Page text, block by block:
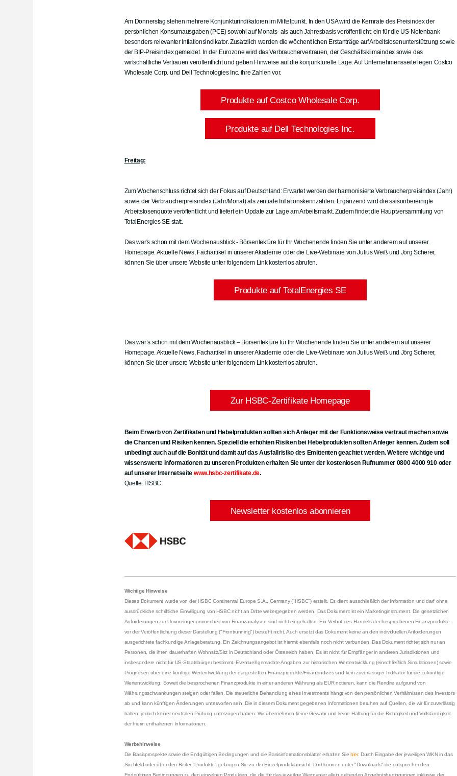
Am Donnerstag stehen mehrere Konjunkturindikatoren im Mittelpunkt. In den USA wird die Kernrate des Preisindex der
persönlichen Konsumausgaben (PCE) sowohl auf Monats- als auch Jahresbasis veröffentlicht; ein für die US-Notenbank
besonders relevanter Inflationsindikator. Zusätzlich werden die wöchentlichen Erstanträge auf Arbeitslosenunterstützung sowie
der BIP-Preisindex gemeldet. In der Eurozone wird das Verbrauchervertrauen, der Geschäftsklimaindex sowie das
wirtschaftliche Vertrauen veröffentlicht und geben Hinweise auf die konjunkturelle Lage. Auf Unternehmensseite legen Costco
Wholesale Corp. und Dell Technologies Inc. ihre Zahlen vor.
Produkte auf Costco Wholesale Corp.
Produkte auf Dell Technologies Inc.
Freitag:
Zum Wochenschluss richtet sich der Fokus auf Deutschland: Erwartet werden der harmonisierte Verbraucherpreisindex (Jahr)
sowie der Verbraucherpreisindex (Jahr/Monat) als zentrale Inflationskennzahlen. Ergänzend wird die saisonbereinigte
Arbeitslosenquote veröffentlicht und liefert ein Update zur Lage am Arbeitsmarkt. Zudem findet die Hauptversammlung von
TotalEnergies SE statt.
Das war's schon mit dem Wochenausblick - Börsenlektüre für Ihr Wochenende finden Sie unter anderem auf unserer
Homepage. Aktuelle News, Fachartikel in unserer Akademie oder die Live-Webinare von Julius Weiß und Jörg Scherer,
können Sie über unsere Website unter folgendem Link kostenlos abrufen.
Produkte auf TotalEnergies SE
Das war’s schon mit dem Wochenausblick – Börsenlektüre für Ihr Wochenende finden Sie unter anderem auf unserer
Homepage. Aktuelle News, Fachartikel in unserer Akademie oder die Live-Webinare von Julius Weiß und Jörg Scherer,
können Sie über unsere Website unter folgendem Link kostenlos abrufen.
Zur HSBC-Zertifikate Homepage
Beim Erwerb von Zertifikaten und Hebelprodukten sollten sich Anleger mit der Funktionsweise vertraut machen sowie
die Chancen und Risiken kennen. Speziell die erhöhten Risiken bei Hebelprodukten sollten Anleger kennen. Zudem soll
unbedingt auch auf die Bonität und damit auf das Ausfallrisiko des Emittenten geachtet werden. Weitere wichtige und
wissenswerte Informationen zu unseren Produkten erhalten Sie unter der kostenlosen Rufnummer 0800 4000 910 oder
auf unserer Internetseite www.hsbc-zertifikate.de.
Quelle: HSBC
Newsletter kostenlos abonnieren
Wichtige Hinweise
Dieses Dokument wurde von der HSBC Continental Europe S.A., Germany ("HSBC") erstellt. Es dient ausschließlich der Information und darf ohne
ausdrückliche schriftliche Einwilligung von HSBC nicht an Dritte weitergegeben werden. Das Dokument ist ein Marketinginstrument. Die gesetzlichen
Anforderungen zur Unvoreingenommenheit von Finanzanalysen sind nicht eingehalten. Ein Verbot des Handels der besprochenen Finanzprodukte
vor der Veröffentlichung dieser Darstellung ("Frontrunning") besteht nicht. Auch ersetzt das Dokument keine an den individuellen Anforderungen
ausgerichtete fachkundige Anlageberatung. Ein Zeichnungsangebot ist hiermit ebenfalls noch nicht verbunden. Das Dokument richtet sich nur an
Personen, die ihren dauerhaften Wohnsitz/Sitz in Deutschland oder Österreich haben. Es ist nicht für Empfänger in anderen Jurisdiktionen und
insbesondere nicht für US-Staatsbürger bestimmt. Eventuell gemachte Angaben zur historischen Wertentwicklung (einschließlich Simulationen) sowie
Prognosen über eine künftige Wertentwicklung der dargestellten Finanzprodukte/Finanzindizes sind kein zuverlässiger Indikator für die zukünftige
Wertentwicklung. Soweit die besprochenen Finanzprodukte in einer anderen Währung als EUR notieren, kann die Rendite aufgrund von
Währungsschwankungen steigen oder fallen. Die steuerliche Behandlung eines Investments hängt von den persönlichen Verhältnissen des Investors
ab und kann künftigen Änderungen unterworfen sein. Die in diesem Dokument gegebenen Informationen beruhen auf Quellen, die wir für zuverlässig
halten, jedoch keiner neutralen Prüfung unterzogen haben. Wir übernehmen keine Gewähr und keine Haftung für die Richtigkeit und Vollständigkeit
der hierin enthaltenen Informationen.
Werbehinweise
Die Basisprospekte sowie die Endgültigen Bedingungen und die Basisinformationsblätter erhalten Sie hier. Durch Eingabe der jeweiligen WKN in das
Suchfeld oder über den Reiter "Produkte" gelangen Sie zu der Einzelproduktansicht. Dort können unter "Downloads" die entsprechenden
Endgültigen Bedingungen zu den einzelnen Produkten, die die für das jeweilige Wertpapier allein geltenden Angebotsbedingungen inklusive der